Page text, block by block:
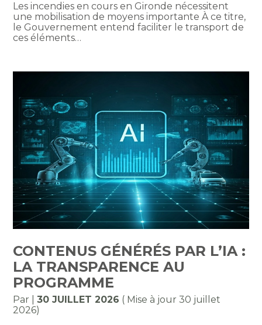
Les incendies en cours en Gironde nécessitent
une mobilisation de moyens importante À ce titre,
le Gouvernement entend faciliter le transport de
ces éléments…
CONTENUS GÉNÉRÉS PAR L’IA :
LA TRANSPARENCE AU
PROGRAMME
Par |30 JUILLET 2026 ( Mise à jour 30 juillet
2026)